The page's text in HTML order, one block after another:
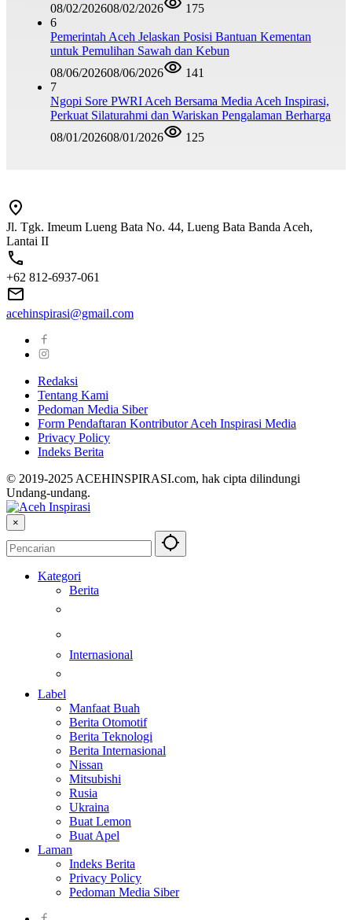
08/02/202608/02/2026
175
6
Pemerintah Aceh Jelaskan Posisi Bantuan Kementan
untuk Pemulihan Sawah dan Kebun
08/06/202608/06/2026
141
7
Ngopi Sore PWRI Aceh Bersama Media Aceh Inspirasi,
Perkuat Silaturahmi dan Wariskan Pengalaman Berharga
08/01/202608/01/2026 125
Jl. Tgk. Imeum Lueng Bata No. 44, Lueng Bata Banda Aceh,
Lantai II
+62 812-6937-061
acehinspirasi@gmail.com
Redaksi
Tentang Kami
Pedoman Media Siber
Form Pendaftaran Kontributor Aceh Inspirasi Media
Privacy Policy
Indeks Berita
© 2019-2025 ACEHINSPIRASI.com, hak cipta dilindungi
Undang-undang.
×
Kategori
Berita
Internasional
Label
Manfaat Buah
Berita Otomotif
Berita Teknologi
Berita Internasional
Nissan
Mitsubishi
Rusia
Ukraina
Buat Lemon
Buat Apel
Laman
Indeks Berita
Privacy Policy
Pedoman Media Siber